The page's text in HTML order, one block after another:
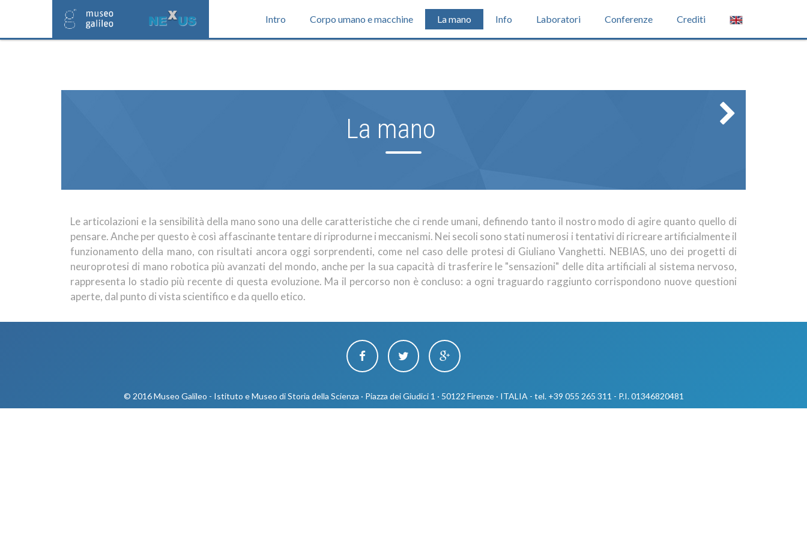
Intro Corpo umano e macchine La mano Info Laboratori Conferenze Crediti
La mano
Le articolazioni e la sensibilità della mano sono una delle caratteristiche che ci rende umani, definendo tanto il nostro modo di agire quanto quello di
pensare. Anche per questo è così affascinante tentare di riprodurne i meccanismi. Nei secoli sono stati numerosi i tentativi di ricreare artificialmente il
funzionamento della mano, con risultati ancora oggi sorprendenti, come nel caso delle protesi di Giuliano Vanghetti. NEBIAS, uno dei progetti di
neuroprotesi di mano robotica più avanzati del mondo, anche per la sua capacità di trasferire le "sensazioni" delle dita artificiali al sistema nervoso,
rappresenta lo stadio più recente di questa evoluzione. Ma il percorso non è concluso: a ogni traguardo raggiunto corrispondono nuove questioni
aperte, dal punto di vista scientifico e da quello etico.
© 2016 Museo Galileo - Istituto e Museo di Storia della Scienza · Piazza dei Giudici 1 · 50122 Firenze · ITALIA - tel. +39 055 265 311 - P.I. 01346820481